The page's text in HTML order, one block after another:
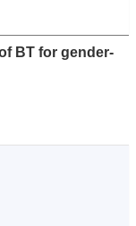
BT for gender-